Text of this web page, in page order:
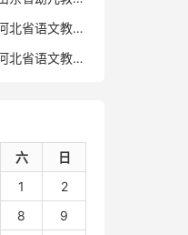
河北省语文教师招聘考试真题卷
河北省语文教师考试
六
日
1
2
8
9